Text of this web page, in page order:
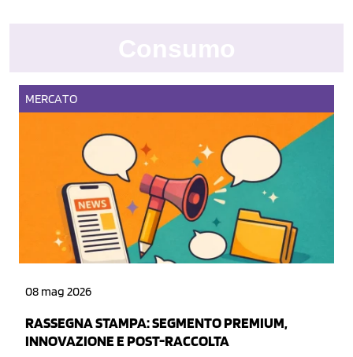
MERCATO
08 mag 2026
RASSEGNA STAMPA: SEGMENTO PREMIUM,
INNOVAZIONE E POST-RACCOLTA